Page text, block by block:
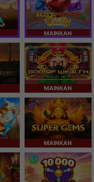
MAINKAN
MAINKAN
MAINKAN